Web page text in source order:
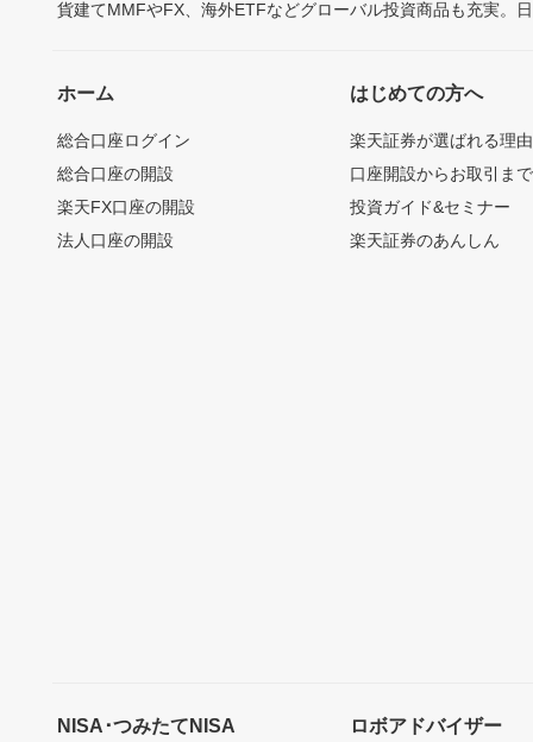
貨建てMMFやFX、海外ETFなどグローバル投資商品も充実。
ホーム
総合口座ログイン
総合口座の開設
楽天FX口座の開設
法人口座の開設
はじめての方へ
楽天証券が選ばれる理由
口座開設からお取引ま
投資ガイド&セミナー
楽天証券のあんしん
NISA･つみたてNISA ロボアドバイザー